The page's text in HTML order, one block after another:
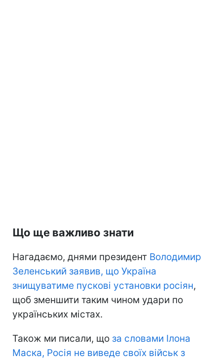
Що ще важливо знати
Нагадаємо, днями президент Володимир
Зеленський заявив, що Україна
знищуватиме пускові установки росіян,
щоб зменшити таким чином удари по
українських містах.
Також ми писали, що за словами Ілона
Маска, Росія не виведе своїх військ з